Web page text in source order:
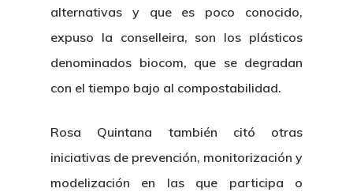
alternativas y que es poco conocido,
expuso la conselleira, son los plásticos
denominados biocom, que se degradan
con el tiempo bajo al compostabilidad.
Rosa Quintana también citó otras
iniciativas de prevención, monitorización y
modelización en las que participa o